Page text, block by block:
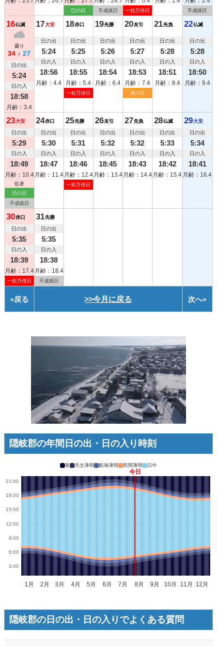
巳の日 不成就日 一粒万倍日 不成就日
16仏滅
曇り
34 / 27
日の出
5:24
日の入
18:58
月齢：3.4
17大安
日の出
5:24
日の入
18:56
月齢：4.4
18赤口
日の出
5:25
日の入
18:55
月齢：5.4
一粒万倍日
19先勝
日の出
5:26
日の入
18:54
月齢：6.4
20友引
日の出
5:27
日の入
18:53
月齢：7.4
寅の日
21先負
日の出
5:28
日の入
18:51
月齢：8.4
22仏滅
日の出
5:28
日の入
18:50
月齢：9.4
23大安
日の出
5:29
日の入
18:49
月齢：10.4
処暑
巳の日
不成就日
24赤口
日の出
5:30
日の入
18:47
月齢：11.4
25先勝
日の出
5:31
日の入
18:46
月齢：12.4
一粒万倍日
26友引
日の出
5:32
日の入
18:45
月齢：13.4
27先負
日の出
5:32
日の入
18:43
月齢：14.4
28仏滅
日の出
5:33
日の入
18:42
月齢：15.4
29大安
日の出
5:34
日の入
18:41
月齢：16.4
30赤口
日の出
5:35
日の入
18:39
月齢：17.4
一粒万倍日
31先勝
日の出
5:35
日の入
18:38
月齢：18.4
不成就日
«戻る >>今月に戻る 次へ»
隠岐郡の年間日の出・日の入り時刻
夜 天文薄明 航海薄明 民間薄明 日中
隠岐郡の日の出・日の入りでよくある質問